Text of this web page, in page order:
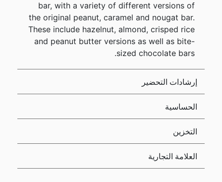
bar, with a variety of different versions of
the original peanut, caramel and nougat bar.
These include hazelnut, almond, crisped rice
and peanut butter versions as well as bite-
sized chocolate bars.
إرشادات التحضير
الحساسية
التخزين
العلامة التجارية